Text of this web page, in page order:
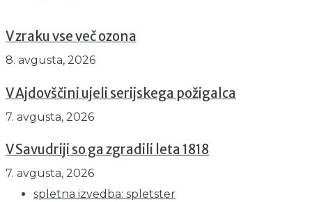
V zraku vse več ozona
8. avgusta, 2026
V Ajdovščini ujeli serijskega požigalca
7. avgusta, 2026
V Savudriji so ga zgradili leta 1818
7. avgusta, 2026
spletna izvedba: spletster